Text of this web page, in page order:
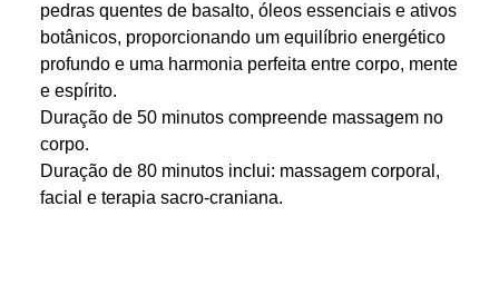
pedras quentes de basalto, óleos essenciais e ativos
botânicos, proporcionando um equilíbrio energético
profundo e uma harmonia perfeita entre corpo, mente
e espírito.
Duração de 50 minutos compreende massagem no
corpo.
Duração de 80 minutos inclui: massagem corporal,
facial e terapia sacro-craniana.